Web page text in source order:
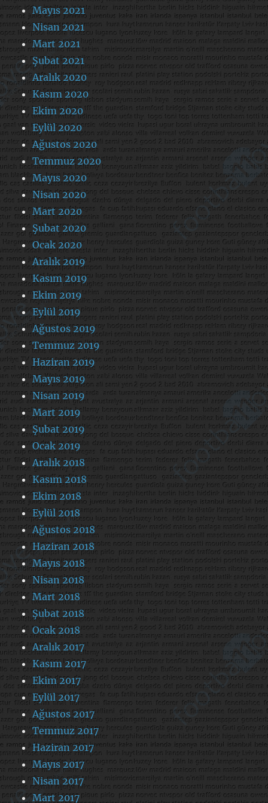
Mayıs 2021
Nisan 2021
Mart 2021
Şubat 2021
Aralık 2020
Kasım 2020
Ekim 2020
Eylül 2020
Ağustos 2020
Temmuz 2020
Mayıs 2020
Nisan 2020
Mart 2020
Şubat 2020
Ocak 2020
Aralık 2019
Kasım 2019
Ekim 2019
Eylül 2019
Ağustos 2019
Temmuz 2019
Haziran 2019
Mayıs 2019
Nisan 2019
Mart 2019
Şubat 2019
Ocak 2019
Aralık 2018
Kasım 2018
Ekim 2018
Eylül 2018
Ağustos 2018
Haziran 2018
Mayıs 2018
Nisan 2018
Mart 2018
Şubat 2018
Ocak 2018
Aralık 2017
Kasım 2017
Ekim 2017
Eylül 2017
Ağustos 2017
Temmuz 2017
Haziran 2017
Mayıs 2017
Nisan 2017
Mart 2017